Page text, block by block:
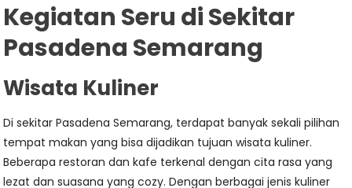
Kegiatan Seru di Sekitar
Pasadena Semarang
Wisata Kuliner
Di sekitar Pasadena Semarang, terdapat banyak sekali pilihan
tempat makan yang bisa dijadikan tujuan wisata kuliner.
Beberapa restoran dan kafe terkenal dengan cita rasa yang
lezat dan suasana yang cozy. Dengan berbagai jenis kuliner